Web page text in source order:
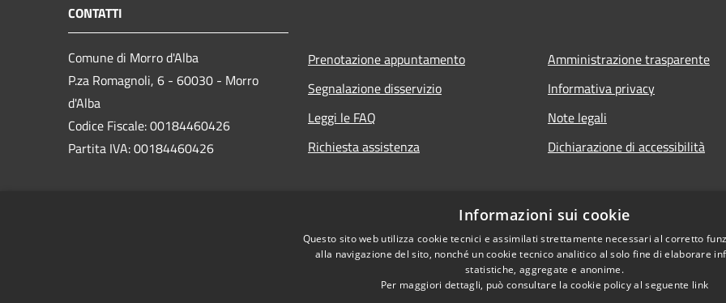
CONTATTI
Comune di Morro d'Alba
P.za Romagnoli, 6 - 60030 - Morro
d'Alba
Codice Fiscale: 00184460426
Partita IVA: 00184460426
Prenotazione appuntamento
Segnalazione disservizio
Leggi le FAQ
Richiesta assistenza
Amministrazione trasparente
Informativa privacy
Note legali
Dichiarazione di accessibilità
Informazioni sui cookie
Questo sito web utilizza cookie tecnici e assimilati strettamente necessari al corretto
alla navigazione del sito, nonché un cookie tecnico analitico al solo fine di elaborare
statistiche, aggregate e anonime.
Per maggiori dettagli, può consultare la cookie policy al seguente link